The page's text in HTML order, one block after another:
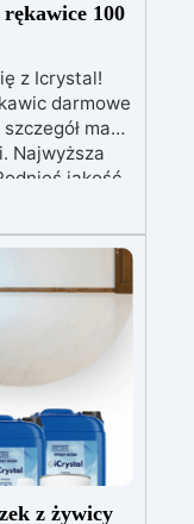
100
z Icrystal!
darmowe
ma
Najwyższa
jakość
ICRYSTAL
kosztów.
niezrównaną
Twoje
swoich
czasem,
żywe i
Cudo – Rób
Lśniąca i
z żywicy